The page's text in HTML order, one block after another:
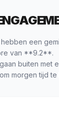
een
van **9.2**.
buiten met
morgen tijd te